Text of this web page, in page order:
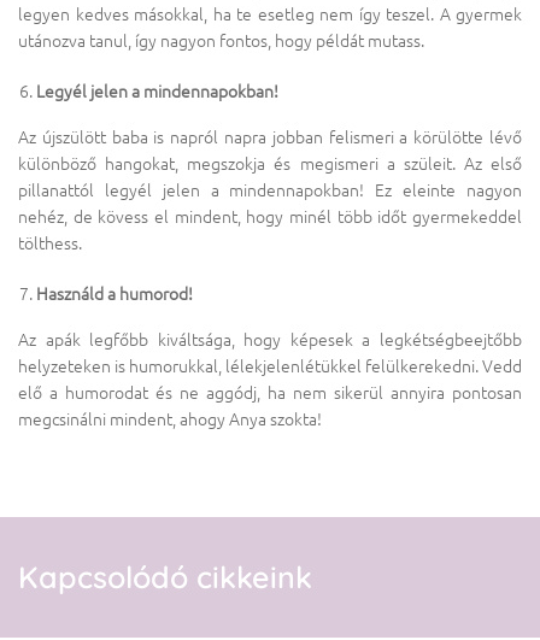
legyen kedves másokkal, ha te esetleg nem így teszel. A gyermek
utánozva tanul, így nagyon fontos, hogy példát mutass.
Legyél jelen a mindennapokban!
Az újszülött baba is napról napra jobban felismeri a körülötte lévő
különböző hangokat, megszokja és megismeri a szüleit. Az első
pillanattól legyél jelen a mindennapokban! Ez eleinte nagyon
nehéz, de kövess el mindent, hogy minél több időt gyermekeddel
tölthess.
Használd a humorod!
Az apák legfőbb kiváltsága, hogy képesek a legkétségbeejtőbb
helyzeteken is humorukkal, lélekjelenlétükkel felülkerekedni. Vedd
elő a humorodat és ne aggódj, ha nem sikerül annyira pontosan
megcsinálni mindent, ahogy Anya szokta!
Kapcsolódó cikkeink